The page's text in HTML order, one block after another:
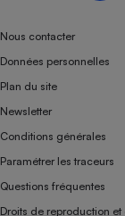
Nous contacter
Données personnelles
Plan du site
Newsletter
Conditions générales
Paramétrer les traceurs
Questions fréquentes
Droits de reproduction